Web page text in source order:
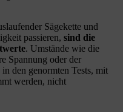
Sägekette und
passieren, sind die
. Umstände wie die
Spannung oder der
den genormten Tests, mit
werden, nicht